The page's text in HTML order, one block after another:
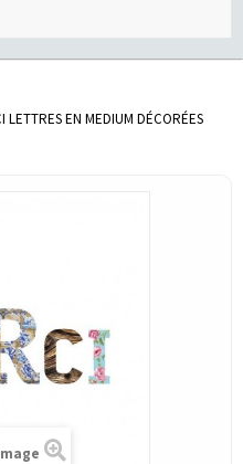
LETTRES EN MEDIUM DÉCORÉES